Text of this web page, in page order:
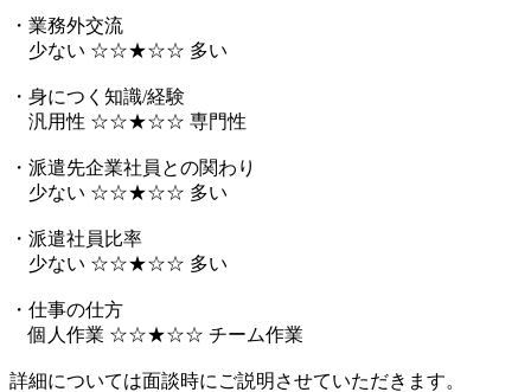
・業務外交流
少ない ☆☆★☆☆ 多い
・身につく知識/経験
汎用性 ☆☆★☆☆ 専門性
・派遣先企業社員との関わり
少ない ☆☆★☆☆ 多い
・派遣社員比率
少ない ☆☆★☆☆ 多い
・仕事の仕方
個人作業 ☆☆★☆☆ チーム作業
詳細については面談時にご説明させていただきます。